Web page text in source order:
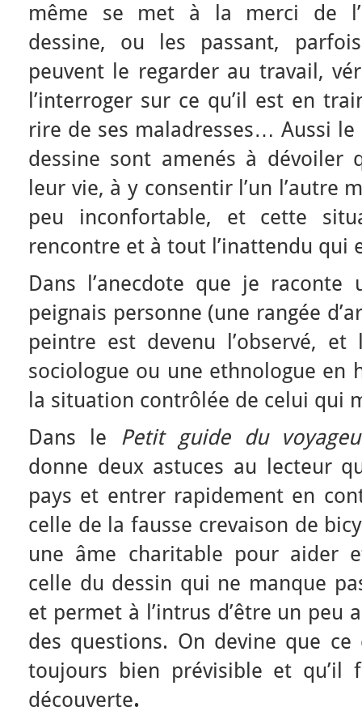
même se met à la merci de
dessine, ou les passant,
peuvent le regarder au travail,
l’interroger sur ce qu’il est en
rire de ses maladresses… Aussi le
dessine sont amenés à dévoiler
leur vie, à y consentir l’un l’autre
peu inconfortable, et cette
rencontre et à tout l’inattendu qui
Dans l’anecdote que je
peignais personne (une rangée
peintre est devenu l’observé,
sociologue ou une ethnologue en
la situation contrôlée de celui qui
Dans le Petit guide du
donne deux astuces au lecteur
pays et entrer rapidement en
celle de la fausse crevaison de
une âme charitable pour aider
celle du dessin qui ne manque
et permet à l’intrus d’être un peu
des questions. On devine que ce
toujours bien prévisible et
découverte.